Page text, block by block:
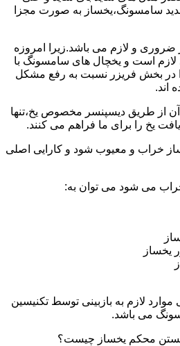
سامسونگ،یخساز به صورت مجزا
ضروری و لازم می باشد.زیرا امروزه
لازم است و یخچال های سامسونگ با
در بخش فریزر نسبت به رفع مشکل
اند.
آن از طریق دیسپنسر مخصوص یخ،تنها
یخ را برای ما فراهم می کنند.
خراب و معیوب شود و کارایی اصلی
می شود می توان به:
یخساز
لازم به بازبینی توسط تکنیسین
می باشد.
محکم یخساز چیست؟